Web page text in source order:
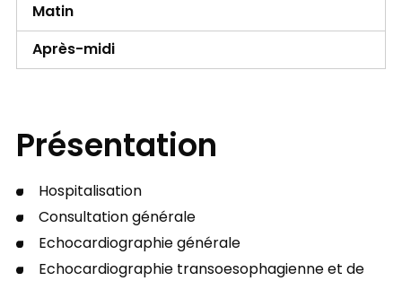
Matin
Après-midi
Présentation
Hospitalisation
Consultation générale
Echocardiographie générale
Echocardiographie transoesophagienne et de